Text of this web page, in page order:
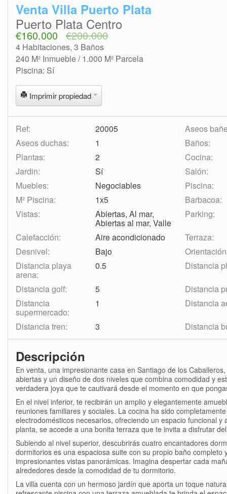
Venta Villa Puerto Plata
Puerto Plata Centro
€160.000 €200.000
4 Habitaciones, 3 Baños
240 M² Inmueble / 1.000 M² Parcela
Piscina: Sí
Imprimir propiedad
Ref: 20005
Aseos
Aseos duchas:
1
Baños:
Plantas:
2
Cocina:
Jardin:
Sí
Salón:
Muebles:
Negociables
Piscina:
M² Piscina:
1x5
Barbacoa:
Vistas:
Abiertas, Al mar,
Abiertas al mar, Valle
Parking:
Calefacción:
Aire acondicionado
Terraza:
Desnivel:
Bajo
Distancia playa
arena:
0.5
Distancia
Distancia golf:
5
Distancia
Distancia
supermercado:
1
Distancia
Distancia tren:
3 Distancia
Descripción
En venta, una impresionante casa en Santiago de los
abiertas y un diseño de dos niveles que combina comodidad y
verdadera joya que te cautivará desde el momento en que
En el nivel inferior, te recibirán un amplio y elegantemente
reuniones familiares y sociales. La cocina ha sido
electrodomésticos necesarios, ofreciendo un espacio funcional y
planta, se accede a una bonita terraza que te invita a disfrutar
Subiendo al nivel superior, descubrirás cuatro encantadores
dormitorios es una espaciosa suite con su propio baño completo
impresionantes vistas panorámicas. Imagina despertar cada
alrededores desde la comodidad de tu dormitorio.
La villa cuenta con un hermoso jardín que aporta un toque